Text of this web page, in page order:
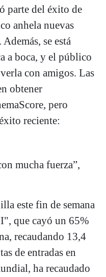
parte del éxito de
anhela nuevas
se está
a boca, y el público
con amigos. Las
obtener
pero
reciente:
mucha fuerza”,
este fin de semana
que cayó un 65%
recaudando 13,4
de entradas en
ha recaudado